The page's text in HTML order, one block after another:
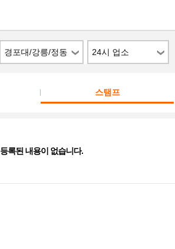
경포대/강릉/정동
진
24시 업소
스탬프
등록된 내용이 없습니다.